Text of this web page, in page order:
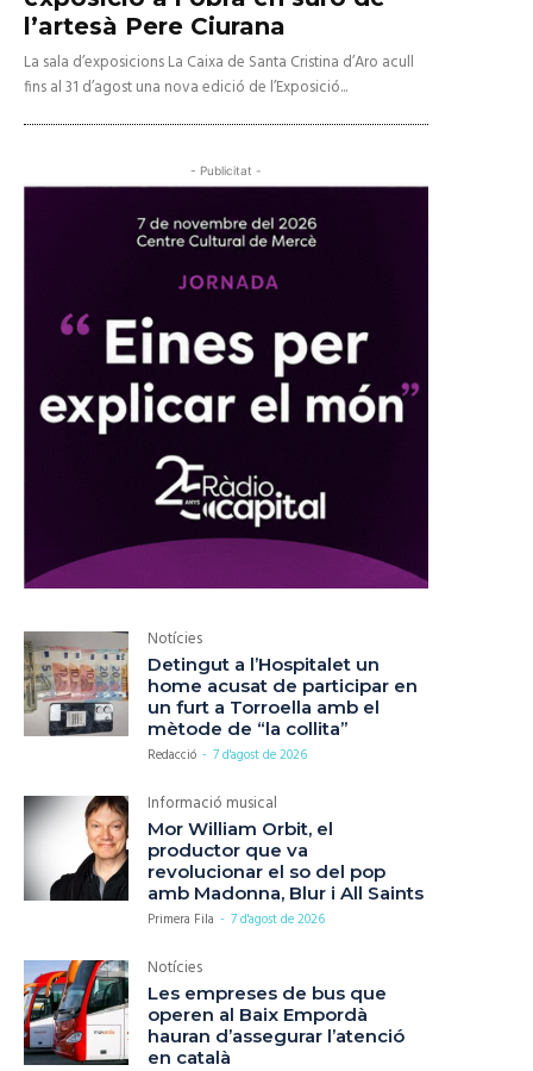
l’artesà Pere Ciurana
La sala d’exposicions La Caixa de Santa Cristina d’Aro acull
fins al 31 d’agost una nova edició de l’Exposició...
- Publicitat -
Notícies
Detingut a l’Hospitalet un
home acusat de participar en
un furt a Torroella amb el
mètode de “la collita”
Redacció - 7 d'agost de 2026
Informació musical
Mor William Orbit, el
productor que va
revolucionar el so del pop
amb Madonna, Blur i All Saints
Primera Fila - 7 d'agost de 2026
Notícies
Les empreses de bus que
operen al Baix Empordà
hauran d’assegurar l’atenció
en català